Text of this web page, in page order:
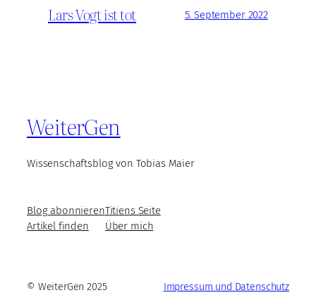
Lars Vogt ist tot 5. September 2022
WeiterGen
Wissenschaftsblog von Tobias Maier
Blog abonnieren
Artikel finden
Titiens Seite
Über mich
© WeiterGen 2025 Impressum und Datenschutz